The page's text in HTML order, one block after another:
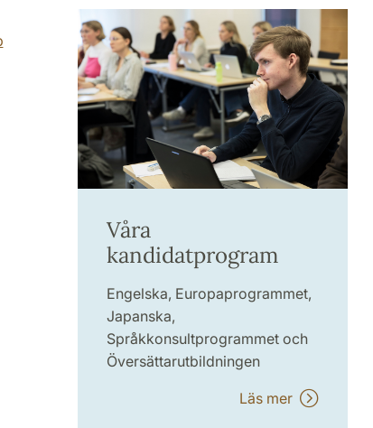
Våra
kandidatprogram
Engelska, Europaprogrammet,
Japanska,
Språkkonsultprogrammet och
Översättarutbildningen
Läs mer